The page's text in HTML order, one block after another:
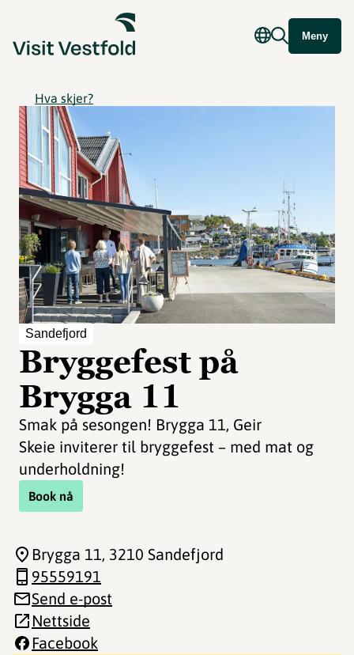
Meny
Hva skjer?
Sandefjord
Bryggefest på
Brygga 11
Smak på sesongen! Brygga 11, Geir
Skeie inviterer til bryggefest – med mat og
underholdning!
Book nå
Brygga 11, 3210 Sandefjord
95559191
Send e-post
Nettside
Facebook